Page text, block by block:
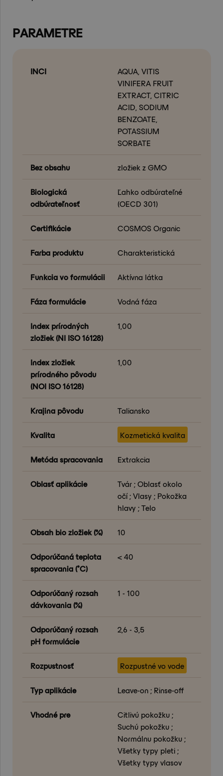
PARAMETRE
INCI
AQUA, VITIS
VINIFERA FRUIT
EXTRACT, CITRIC
ACID, SODIUM
BENZOATE,
POTASSIUM
SORBATE
Bez obsahu zložiek z GMO
Biologická
odbúrateľnosť
Ľahko odbúrateľné
(OECD 301)
Certifikácie COSMOS Organic
Farba produktu Charakteristická
Funkcia vo formulácii Aktívna látka
Fáza formulácie Vodná fáza
Index prírodných
zložiek (NI ISO 16128)
1,00
Index zložiek
prírodného pôvodu
(NOI ISO 16128)
1,00
Krajina pôvodu Taliansko
Kvalita Kozmetická kvalita
Metóda spracovania Extrakcia
Oblasť aplikácie
Tvár ; Oblasť okolo
očí ; Vlasy ; Pokožka
hlavy ; Telo
Obsah bio zložiek (%) 10
Odporúčaná teplota
spracovania (°C)
< 40
Odporúčaný rozsah
dávkovania (%)
1 - 100
Odporúčaný rozsah
pH formulácie
2,6 - 3,5
Rozpustnosť Rozpustné vo vode
Typ aplikácie Leave-on ; Rinse-off
Vhodné pre
Citlivú pokožku ;
Suchú pokožku ;
Normálnu pokožku ;
Všetky typy pleti ;
Všetky typy vlasov